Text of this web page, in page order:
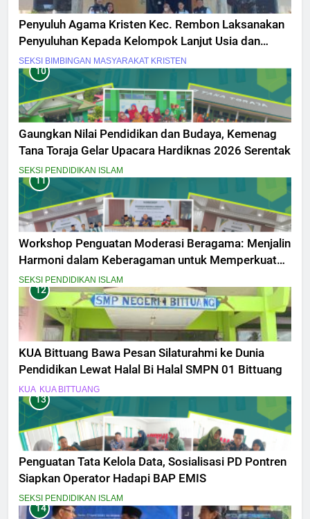
Penyuluh Agama Kristen Kec. Rembon Laksanakan
Penyuluhan Kepada Kelompok Lanjut Usia dan
Penyandang Disabilitas
SEKSI BIMBINGAN MASYARAKAT KRISTEN
10
Gaungkan Nilai Pendidikan dan Budaya, Kemenag
Tana Toraja Gelar Upacara Hardiknas 2026 Serentak
SEKSI PENDIDIKAN ISLAM
11
Workshop Penguatan Moderasi Beragama: Menjalin
Harmoni dalam Keberagaman untuk Memperkuat
Kebangsaan
SEKSI PENDIDIKAN ISLAM
12
KUA Bittuang Bawa Pesan Silaturahmi ke Dunia
Pendidikan Lewat Halal Bi Halal SMPN 01 Bittuang
KUA KUA BITTUANG
13
Penguatan Tata Kelola Data, Sosialisasi PD Pontren
Siapkan Operator Hadapi BAP EMIS
SEKSI PENDIDIKAN ISLAM
14